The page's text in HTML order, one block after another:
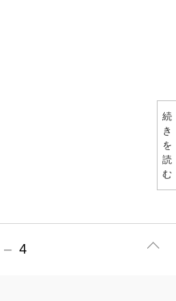
続
き
を
読
む
– 4